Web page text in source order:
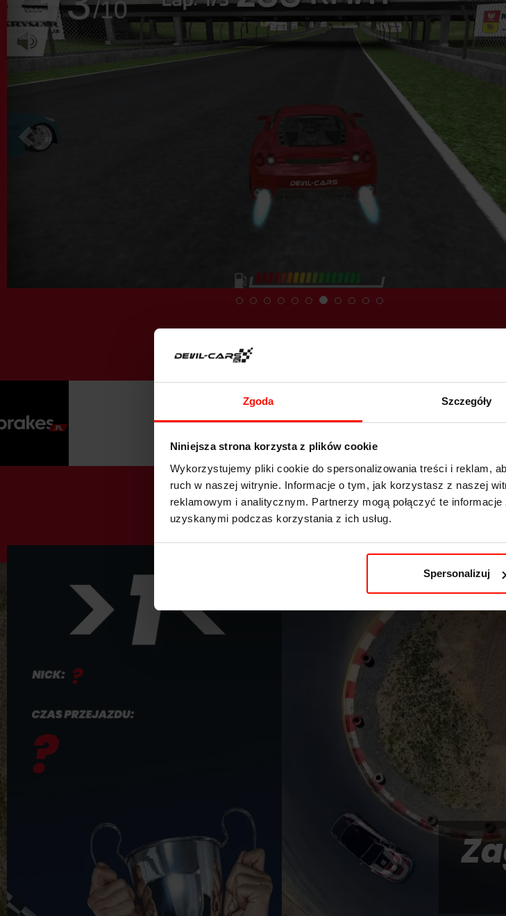
Zgoda Szczegóły
Niniejsza strona korzysta z plików cookie
Wykorzystujemy pliki cookie do spersonalizowania treści i reklam,
ruch w naszej witrynie. Informacje o tym, jak korzystasz z naszej
reklamowym i analitycznym. Partnerzy mogą połączyć te
uzyskanymi podczas korzystania z ich usług.
Spersonalizuj
?